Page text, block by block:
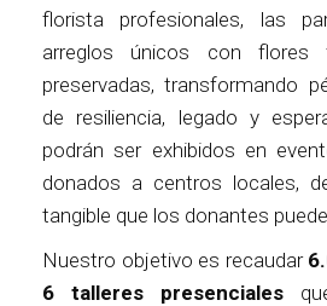
florista profesionales, las
arreglos únicos con flores
preservadas, transformando
de resiliencia, legado y
podrán ser exhibidos en
donados a centros locales,
tangible que los donantes
Nuestro objetivo es recaudar
6 talleres presenciales